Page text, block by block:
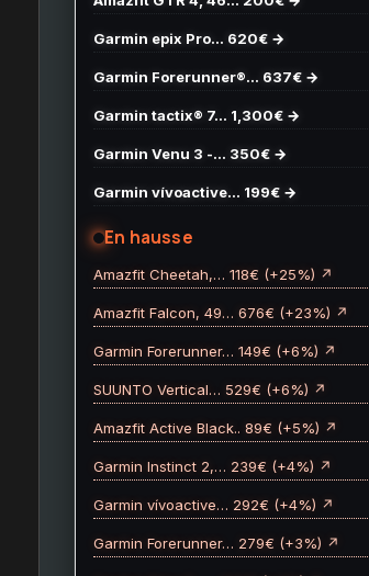
Garmin epix Pro… 620€ →
Garmin Forerunner®… 637€ →
Garmin tactix® 7… 1,300€ →
Garmin Venu 3 -… 350€ →
Garmin vívoactive… 199€ →
En hausse
Amazfit Cheetah,… 118€ (+25%) ↗
Amazfit Falcon, 49… 676€ (+23%) ↗
Garmin Forerunner… 149€ (+6%) ↗
SUUNTO Vertical… 529€ (+6%) ↗
Amazfit Active Black.. 89€ (+5%) ↗
Garmin Instinct 2,… 239€ (+4%) ↗
Garmin vívoactive… 292€ (+4%) ↗
Garmin Forerunner… 279€ (+3%) ↗